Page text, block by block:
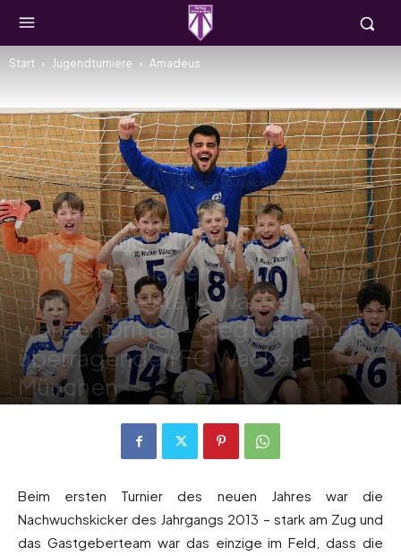
Start Jugendturniere Amadeus
Jugendturniere Amadeus Junioren D-Junioren D1-Junioren
Amadeus-
Juniorenfußballhallentage: D1-
Junioren schlagen sich im Turnier
„Jhg. 2013 – stark“ wacker und
werden Dritter – Sieg geht an den
überragenden FC Wacker
München
Beim ersten Turnier des neuen Jahres war die
Nachwuchskicker des Jahrgangs 2013 – stark am Zug und
das Gastgeberteam war das einzige im Feld, dass die